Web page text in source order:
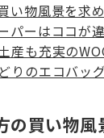
い物風景を求
パーはココが
産も充実の
りのエコバッ
の買い物